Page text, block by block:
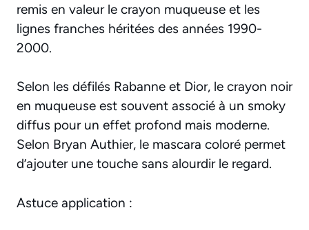
remis en valeur le crayon muqueuse et les
lignes franches héritées des années 1990-
2000.
Selon les défilés Rabanne et Dior, le crayon noir
en muqueuse est souvent associé à un smoky
diffus pour un effet profond mais moderne.
Selon Bryan Authier, le mascara coloré permet
d’ajouter une touche sans alourdir le regard.
Astuce application :